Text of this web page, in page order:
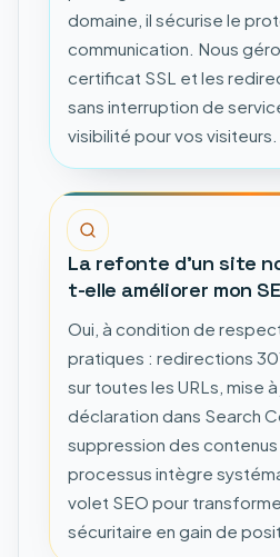
domaine, il sécurise le
communication. Nous
certificat SSL et les
sans interruption de
visibilité pour vos visiteurs.
La refonte d'un site
t-elle améliorer mon
Oui, à condition de
pratiques : redirections
sur toutes les URLs, mise
déclaration dans Search
suppression des
processus intègre
volet SEO pour
sécuritaire en gain de